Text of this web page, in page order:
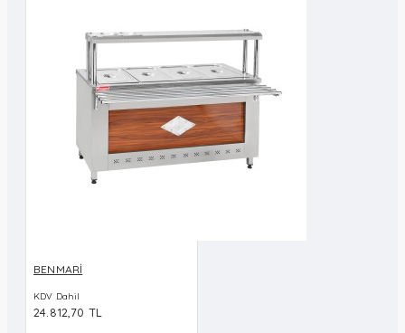
BENMARİ
KDV Dahil
24.812,70 TL